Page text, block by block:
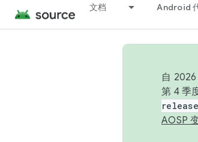
文档 Android
自
第 4 季
release
AOSP